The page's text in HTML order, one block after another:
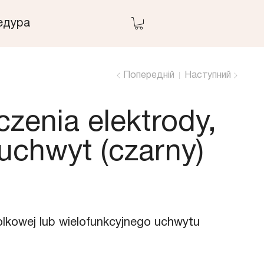
Попередній Наступний
elektrody,
(сzarny)
lub wielofunkcyjnego uchwytu